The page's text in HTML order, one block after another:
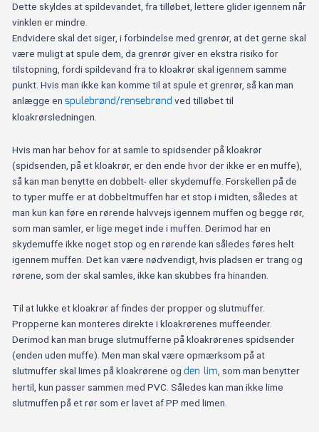
Dette skyldes at spildevandet, fra tilløbet, lettere glider igennem når
vinklen er mindre.
Endvidere skal det siger, i forbindelse med grenrør, at det gerne skal
være muligt at spule dem, da grenrør giver en ekstra risiko for
tilstopning, fordi spildevand fra to kloakrør skal igennem samme
punkt. Hvis man ikke kan komme til at spule et grenrør, så kan man
anlægge enspulebrønd/rensebrønd ved tilløbet til
kloakrørsledningen.
Hvis man har behov for at samle to spidsender på kloakrør
(spidsenden, på et kloakrør, er den ende hvor der ikke er en muffe),
så kan man benytte en dobbelt- eller skydemuffe. Forskellen på de
to typer muffe er at dobbeltmuffen har et stop i midten, således at
man kun kan føre en rørende halvvejs igennem muffen og begge rør,
som man samler, er lige meget inde i muffen. Derimod har en
skydemuffe ikke noget stop og en rørende kan således føres helt
igennem muffen. Det kan være nødvendigt, hvis pladsen er trang og
rørene, som der skal samles, ikke kan skubbes fra hinanden.
Til at lukke et kloakrør af findes der propper og slutmuffer.
Propperne kan monteres direkte i kloakrørenes muffeender.
Derimod kan man bruge slutmufferne på kloakrørenes spidsender
(enden uden muffe). Men man skal være opmærksom på at
slutmuffer skal limes på kloakrørene ogden lim , som man benytter
hertil, kun passer sammen med PVC. Således kan man ikke lime
slutmuffen på et rør som er lavet af PP med limen.